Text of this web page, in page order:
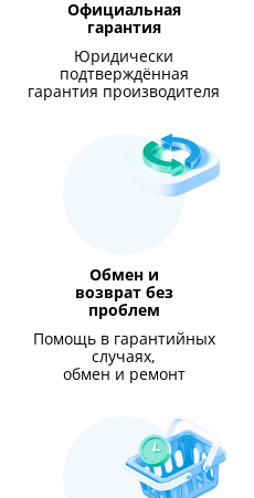
Официальная
гарантия
Юридически
подтверждённая
гарантия производителя
Обмен и
возврат без
проблем
Помощь в гарантийных
случаях,
обмен и ремонт